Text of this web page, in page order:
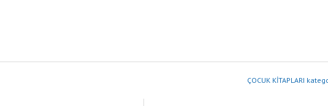
ÇOCUK KİTAPLARI